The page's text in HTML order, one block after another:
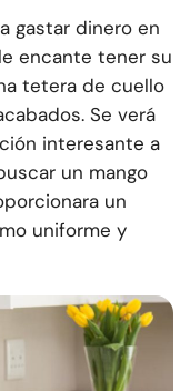
gastar dinero en
encante tener su
tetera de cuello
Se verá
interesante a
un mango
un
uniforme y